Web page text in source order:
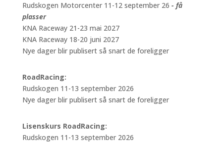
Rudskogen Motorcenter 11-12 september 26 - få
plasser
KNA Raceway 21-23 mai 2027
KNA Raceway 18-20 juni 2027
Nye dager blir publisert så snart de foreligger
RoadRacing:
Rudskogen 11-13 september 2026
Nye dager blir publisert så snart de foreligger
Lisenskurs RoadRacing:
Rudskogen 11-13 september 2026